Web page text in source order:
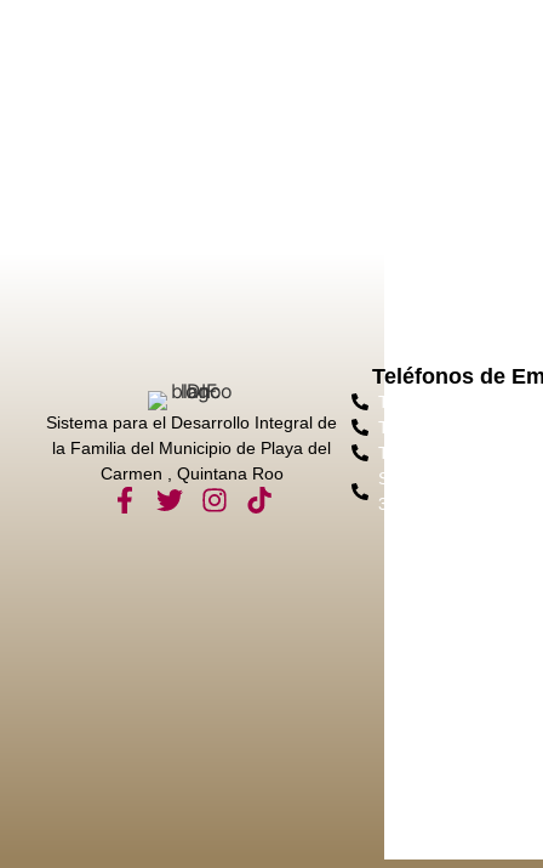
Sistema para el Desarrollo Integral de
la Familia del Municipio de Playa del
Carmen , Quintana Roo
Teléfonos de
Tel. Protección Civil
Tel. Emergencias 911
Tel. Bomberos 984
Sec. Seg.
3050 Ext. 11028